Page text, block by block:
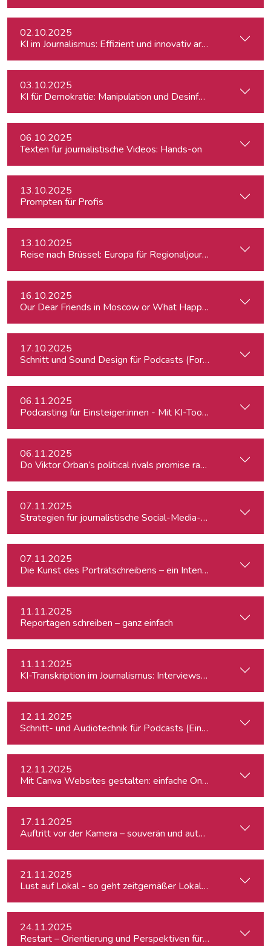
02.10.2025
KI im Journalismus: Effizient und innovativ arbeiten
03.10.2025
KI für Demokratie: Manipulation und Desinformation
06.10.2025
Texten für journalistische Videos: Hands-on
13.10.2025
Prompten für Profis
13.10.2025
Reise nach Brüssel: Europa für Regionaljournalist:innen
16.10.2025
Our Dear Friends in Moscow or What Happened to
17.10.2025
Schnitt und Sound Design für Podcasts (Fortgeschrittene)
06.11.2025
Podcasting für Einsteiger:innen - Mit KI-Tools zum Erfolg
06.11.2025
Do Viktor Orban’s political rivals promise radical policy
07.11.2025
Strategien für journalistische Social-Media-Recherchen
07.11.2025
Die Kunst des Porträtschreibens – ein Intensiv-Workshop
11.11.2025
Reportagen schreiben – ganz einfach
11.11.2025
KI-Transkription im Journalismus: Interviews &
12.11.2025
Schnitt- und Audiotechnik für Podcasts (Einsteiger:innen)
12.11.2025
Mit Canva Websites gestalten: einfache One-Pager für
17.11.2025
Auftritt vor der Kamera – souverän und authentisch
21.11.2025
Lust auf Lokal - so geht zeitgemäßer Lokaljournalismus
24.11.2025
Restart – Orientierung und Perspektiven für Medienprofis